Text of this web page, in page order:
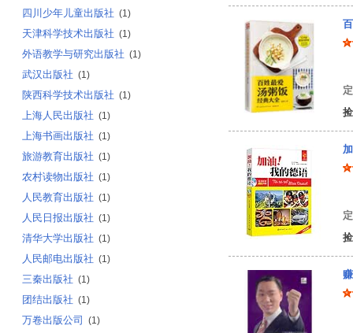
四川少年儿童出版社 (1)
天津科学技术出版社 (1)
外语教学与研究出版社 (1)
武汉出版社 (1)
陕西科学技术出版社 (1)
上海人民出版社 (1)
上海书画出版社 (1)
旅游教育出版社 (1)
农村读物出版社 (1)
人民教育出版社 (1)
人民日报出版社 (1)
清华大学出版社 (1)
人民邮电出版社 (1)
三秦出版社 (1)
团结出版社 (1)
万卷出版公司 (1)